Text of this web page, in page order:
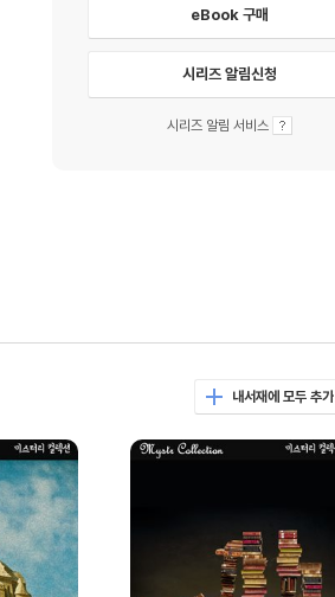
eBook 구매
시리즈 알림신청
시리즈 알림 서비스
내서재에 모두 추가